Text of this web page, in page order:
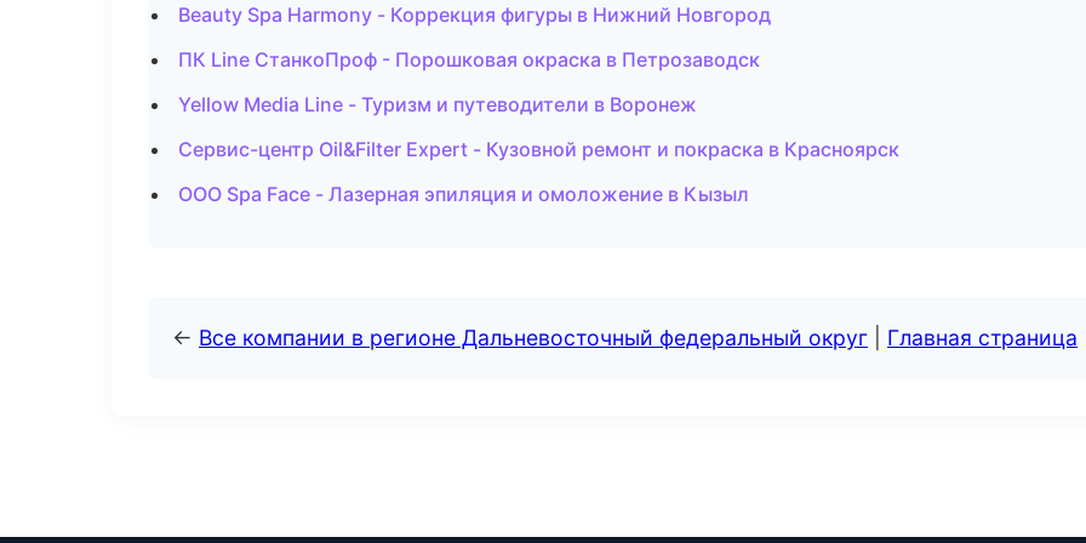
Beauty Spa Harmony - Коррекция фигуры в Нижний Новгород
ПК Line СтанкоПроф - Порошковая окраска в Петрозаводск
Yellow Media Line - Туризм и путеводители в Воронеж
Сервис-центр Oil&Filter Expert - Кузовной ремонт и покраска в Красноярск
ООО Spa Face - Лазерная эпиляция и омоложение в Кызыл
← Все компании в регионе Дальневосточный федеральный округ Главная страница